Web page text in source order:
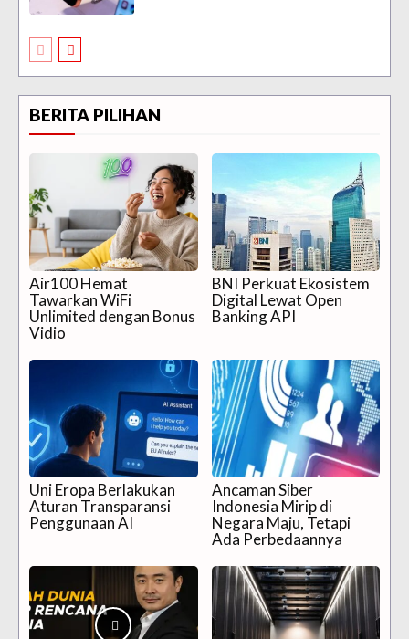
BERITA PILIHAN
Air100 Hemat
Tawarkan WiFi
Unlimited dengan Bonus
Vidio
BNI Perkuat Ekosistem
Digital Lewat Open
Banking API
Uni Eropa Berlakukan
Aturan Transparansi
Penggunaan AI
Ancaman Siber
Indonesia Mirip di
Negara Maju, Tetapi
Ada Perbedaannya